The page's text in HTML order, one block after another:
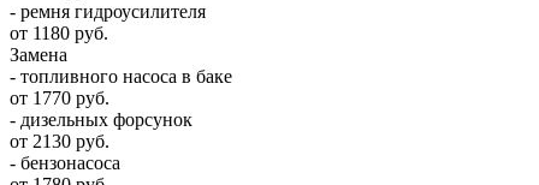
- ремня гидроусилителя
от 1180 руб.
Замена
- топливного насоса в баке
от 1770 руб.
- дизельных форсунок
от 2130 руб.
- бензонасоса